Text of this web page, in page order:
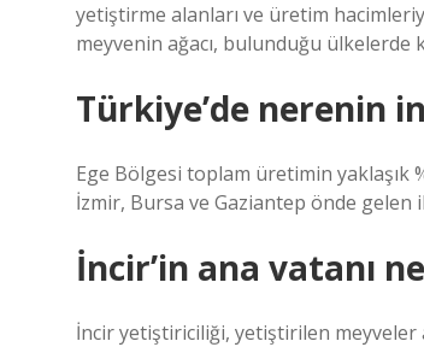
yetiştirme alanları ve üretim
meyvenin ağacı, bulunduğu
Türkiye’de nerenin
Ege Bölgesi toplam üretimin yaklaşık
İzmir, Bursa ve Gaziantep önde gelen
İncir’in ana vatanı
İncir yetiştiriciliği, yetiştirilen meyveler